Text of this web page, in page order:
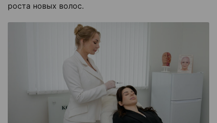
роста новых волос.